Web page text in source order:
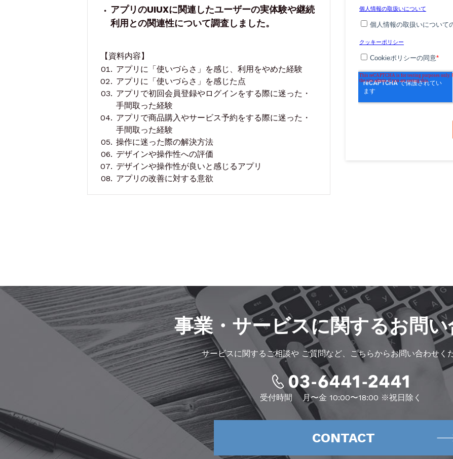
アプリのUIUXに関連したユーザーの実体験や継続
利用との関連性について調査しました。
【資料内容】
アプリに「使いづらさ」を感じ、利用をやめた経験
アプリに「使いづらさ」を感じた点
アプリで初回会員登録やログインをする際に迷った・
手間取った経験
アプリで商品購入やサービス予約をする際に迷った・
手間取った経験
操作に迷った際の解決方法
デザインや操作性への評価
デザインや操作性が良いと感じるアプリ
アプリの改善に対する意欲
事業・サービスに関するお問
サービスに関するご相談やご質問など、こちらからお問い合わせく
受付時間 月〜金 10:00〜18:00 ※祝日除く
CONTACT